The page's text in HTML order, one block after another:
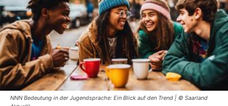
NNN Bedeutung in der Jugendsprache: Ein Blick auf den Trend | © Saarland